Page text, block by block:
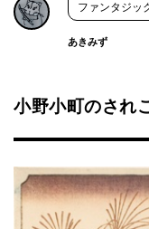
ファンタジッ
あきみず
小野小町のされ